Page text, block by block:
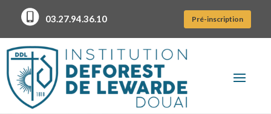
03.27.94.36.10 Pré-inscription